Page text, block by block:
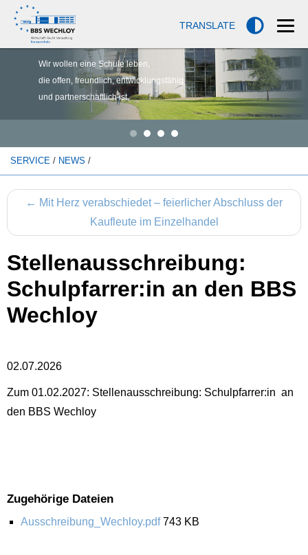
TRANSLATE
Wir wollen eine Schule leben,
die offen, freundlich, entwicklungsfähig
und partnerschaftlich ist.
SERVICE / NEWS /
← Mit Herz verabschiedet – feierlicher Abschluss der
Kaufleute im Einzelhandel
Stellenausschreibung:
Schulpfarrer:in an den BBS
Wechloy
02.07.2026
Zum 01.02.2027: Stellenausschreibung: Schulpfarrer:in an
den BBS Wechloy
Zugehörige Dateien
Ausschreibung_Wechloy.pdf743 KB